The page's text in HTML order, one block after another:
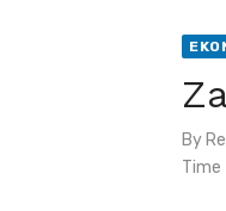
By
Time